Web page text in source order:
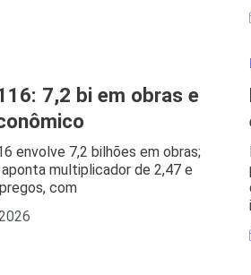
7,2 bi em obras e
envolve 7,2 bilhões em obras;
multiplicador de 2,47 e
com